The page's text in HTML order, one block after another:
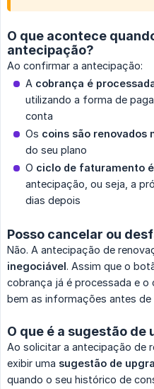
O que acontece
antecipação?
Ao confirmar a antecipação:
A cobrança é
utilizando a forma de
conta
Os coins são renovados
do seu plano
O ciclo de faturamento
antecipação, ou seja, a
dias depois
Posso cancelar ou
Não. A antecipação de
inegociável. Assim que o
cobrança já é processada e o
bem as informações antes de
O que é a sugestão de
Ao solicitar a antecipação de
exibir uma sugestão de
quando o seu histórico de